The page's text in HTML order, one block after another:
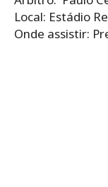
Local: Estádio
Onde assistir: